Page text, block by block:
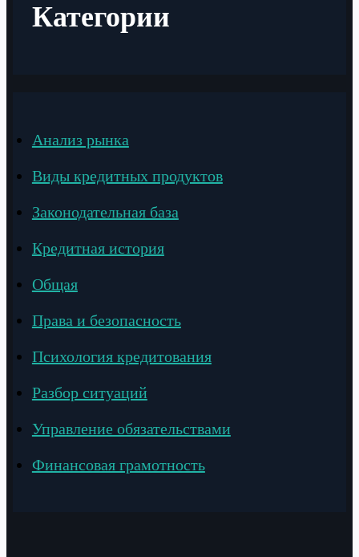
Категории
Анализ рынка
Виды кредитных продуктов
Законодательная база
Кредитная история
Общая
Права и безопасность
Психология кредитования
Разбор ситуаций
Управление обязательствами
Финансовая грамотность